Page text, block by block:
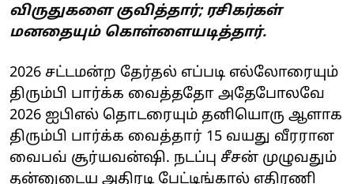
விருதுகளை குவித்தார்; ரசிகர்கள்
மனதையும் கொள்ளையடித்தார்.
2026 சட்டமன்ற தேர்தல் எப்படி எல்லோரையும்
திரும்பி பார்க்க வைத்ததோ அதேபோலவே
2026 ஐபிஎல் தொடரையும் தனியொரு ஆளாக
திரும்பி பார்க்க வைத்தார் 15 வயது வீரரான
வைபவ் சூர்யவன்ஷி. நடப்பு சீசன் முழுவதும்
தன்னுடைய அதிரடி பேட்டிங்கால் எதிரணி